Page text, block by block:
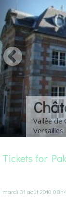
Vallée de
Versailles
Tickets for
mardi 31 août 2010